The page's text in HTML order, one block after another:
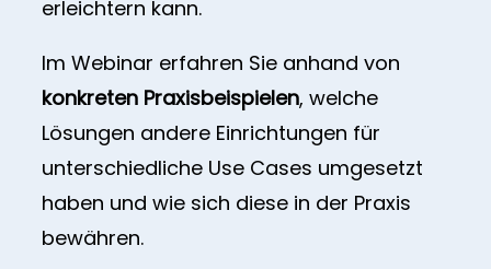
erleichtern kann.
Im Webinar erfahren Sie anhand von
konkreten Praxisbeispielen, welche
Lösungen andere Einrichtungen für
unterschiedliche Use Cases umgesetzt
haben und wie sich diese in der Praxis
bewähren.